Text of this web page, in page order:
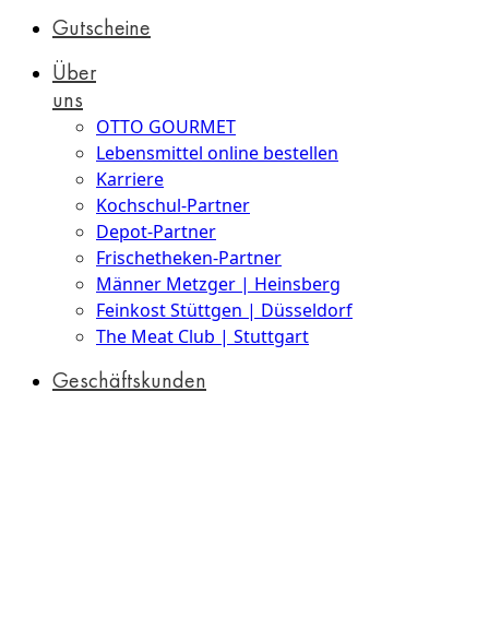
Gutscheine
Über
uns
OTTO GOURMET
Lebensmittel online bestellen
Karriere
Kochschul-Partner
Depot-Partner
Frischetheken-Partner
Männer Metzger | Heinsberg
Feinkost Stüttgen | Düsseldorf
The Meat Club | Stuttgart
Geschäftskunden